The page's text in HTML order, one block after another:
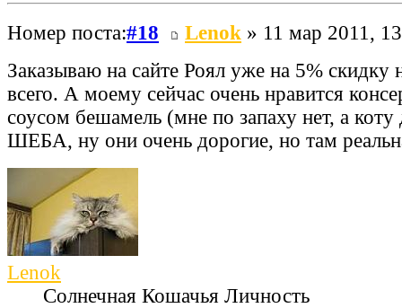
Номер поста:#18 Lenok » 11 мар 2011,
Заказываю на сайте Роял уже на 5% скидку
всего. А моему сейчас очень нравится
соусом бешамель (мне по запаху нет, а
ШЕБА, ну они очень дорогие, но там
Lenok
Солнечная Кошачья Личность